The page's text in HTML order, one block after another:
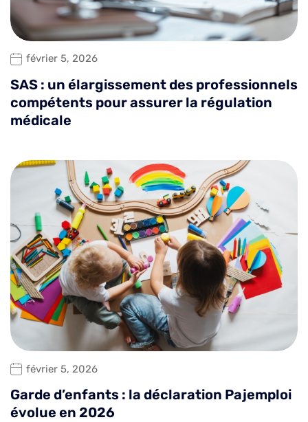
février 5, 2026
SAS : un élargissement des professionnels
compétents pour assurer la régulation
médicale
février 5, 2026
Garde d’enfants : la déclaration Pajemploi
évolue en 2026